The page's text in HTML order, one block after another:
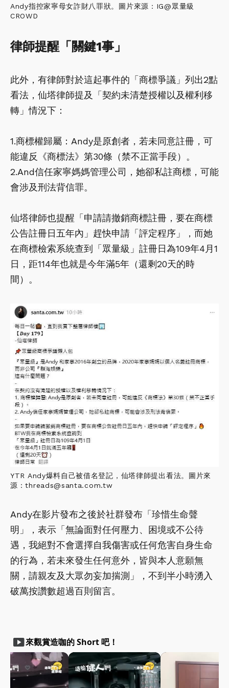
Andy指控家寧母女詐財八罪狀。圖片來源：IG@眾量級
CROWD
律師提醒「關鍵1事」
此外，有律師對於這起事件的「商標爭議」列出2點
看法，仙塔律師提及「契約未清楚授權以及權利移
轉」情況下：
1.商標權歸屬：Andy是原創者，若未同意註冊，可
能違反《商標法》第30條（禁不正當手段）。
2.And信任家寧媽媽管理公司，她卻私註商標，可能
會涉及刑法背信罪。
仙塔律師也提醒「申請請撤銷商標註冊，要在商標
公告註冊日五年內」趕快申請「評定程序」，而她
在商標檢索系統查到「眾量級」註冊日為109年4月1
日，距114年也就是今年滿5年（還剩20天的時
間）。
YTR Andy爆料自己被借名登記，仙塔律師提出看法。圖片來
源：threads@santa.com.tw
Andy在影片發布之後於社群發布「珍惜生命聲
明」，表示「無論面對任何壓力、困境或不公待
遇，我絕對不會選擇自我傷害或任何危害自身生命
的行為，若未來發生任何意外，皆與本人意願無
關，請親友及大眾勿妄加揣測」，不到半小時湧入
破萬按讚數超過百則留言。
smart_display來觀賞造咖的 Short 吧！